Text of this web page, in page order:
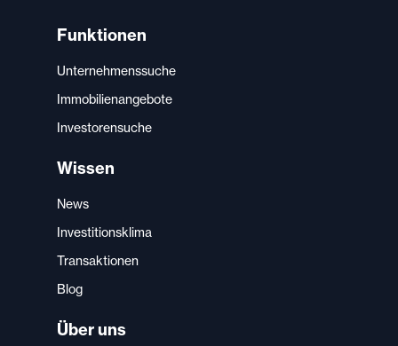
Funktionen
Unternehmenssuche
Immobilienangebote
Investorensuche
Wissen
News
Investitionsklima
Transaktionen
Blog
Über uns